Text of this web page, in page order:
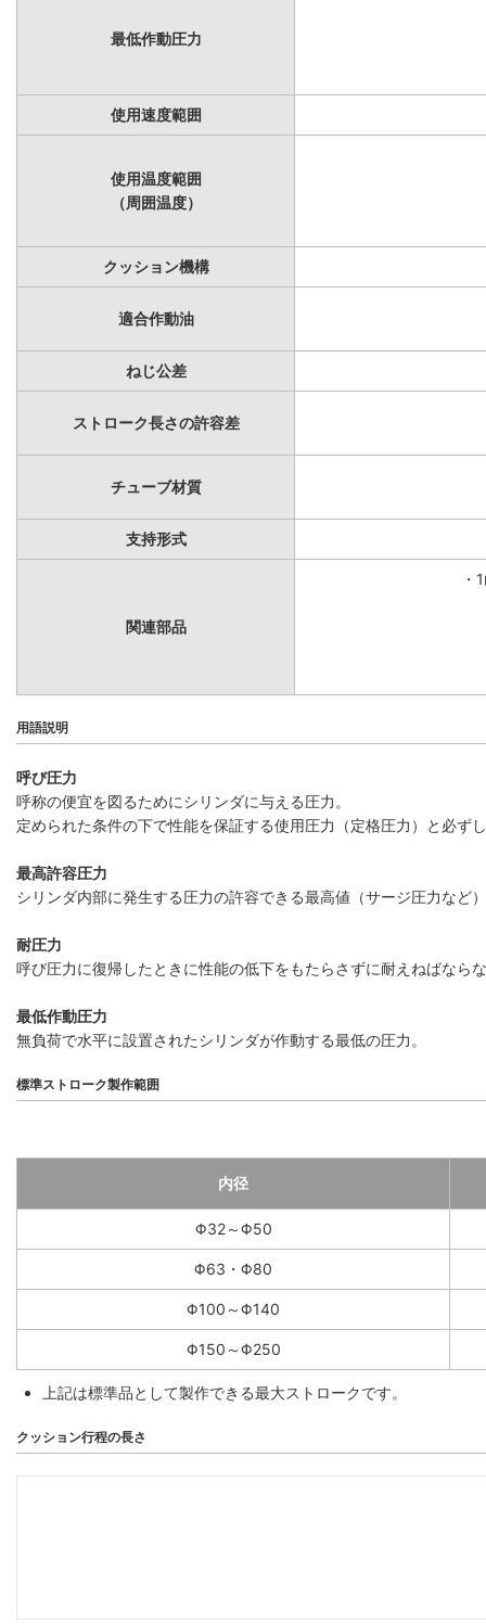
最低作動圧力
使用速度範囲
使用温度範囲
（周囲温度）
クッション機構
適合作動油
ねじ公差
ストローク長さの許容差
チューブ材質
支持形式
関連部品
・
用語説明
呼び圧力
呼称の便宜を図るためにシリンダに与える圧力。
定められた条件の下で性能を保証する使用圧力（定格圧力）と必ず
最高許容圧力
シリンダ内部に発生する圧力の許容できる最高値（サージ圧力など
耐圧力
呼び圧力に復帰したときに性能の低下をもたらさずに耐えねばなら
最低作動圧力
無負荷で水平に設置されたシリンダが作動する最低の圧力。
標準ストローク製作範囲
内径
Φ32～Φ50
Φ63・Φ80
Φ100～Φ140
Φ150～Φ250
上記は標準品として製作できる最大ストロークです。
クッション行程の長さ